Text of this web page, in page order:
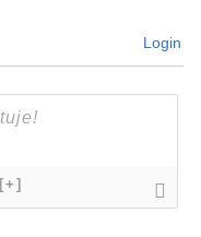
Login
[+]